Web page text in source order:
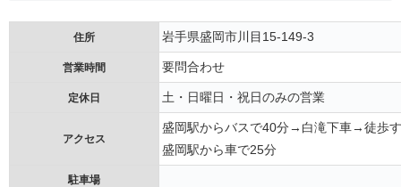
住所 岩手県盛岡市川目15-149-3
営業時間 要問合わせ
定休日 土・日曜日・祝日のみの営業
アクセス
盛岡駅からバスで40分→白滝下車→徒歩
盛岡駅から車で25分
駐車場